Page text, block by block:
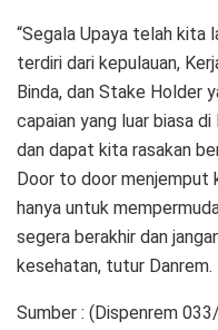
“Segala Upaya telah kita
terdiri dari kepulauan,
Binda, dan Stake Holder
capaian yang luar biasa
dan dapat kita rasakan
Door to door menjemput
hanya untuk
segera berakhir dan
kesehatan, tutur Danrem.
Sumber : (Dispenrem